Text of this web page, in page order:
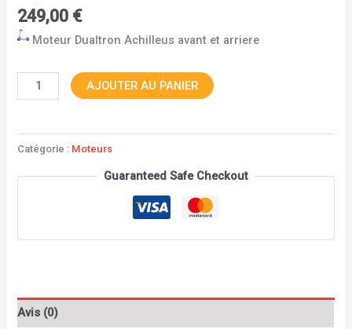
249,00 €
Moteur Dualtron Achilleus avant et arriere ​​
AJOUTER AU PANIER
Catégorie : Moteurs
Guaranteed Safe Checkout
Avis (0)